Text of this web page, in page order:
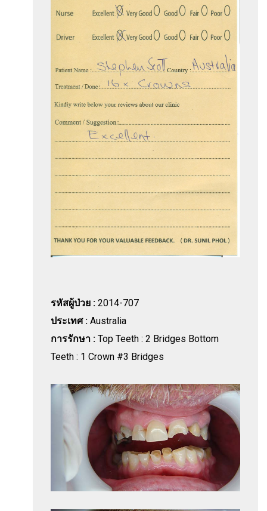
รหัสผู้ป่วย : 2014-707
ประเทศ : Australia
การรักษา : Top Teeth : 2 Bridges Bottom
Teeth : 1 Crown #3 Bridges